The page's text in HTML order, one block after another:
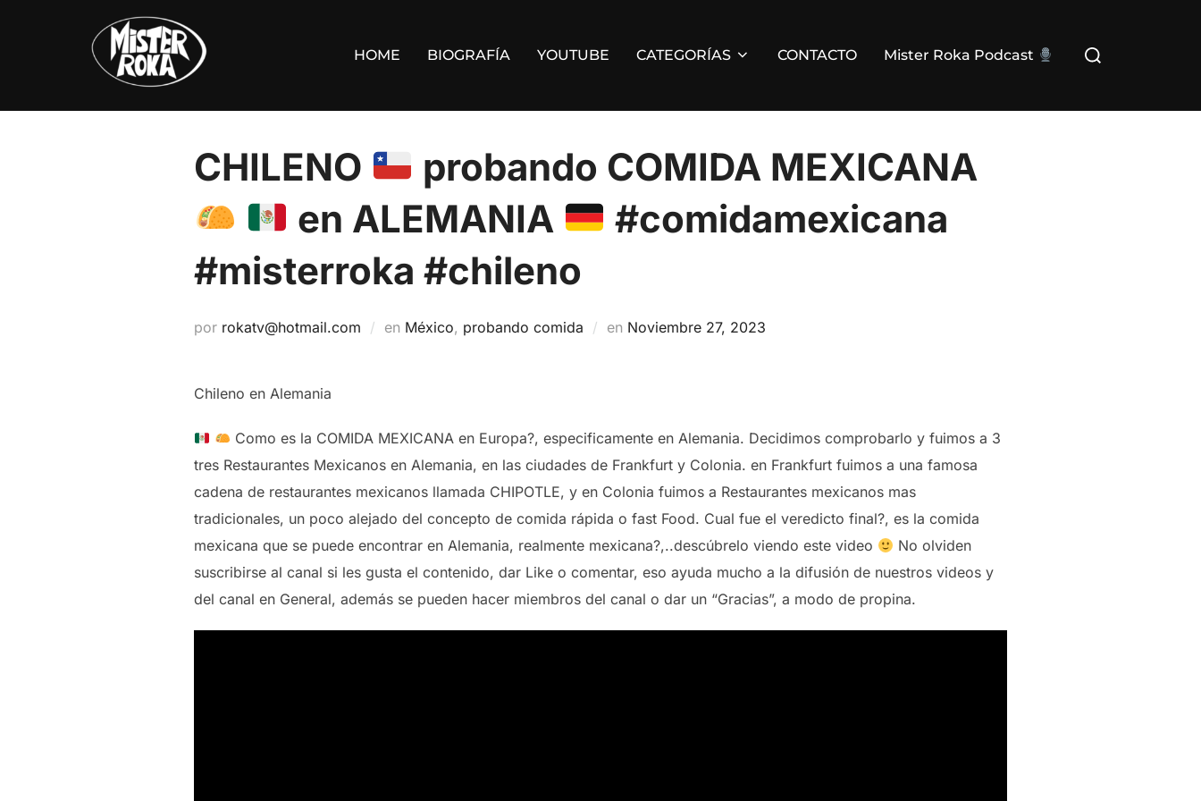
HOME BIOGRAFÍA YOUTUBE CATEGORÍAS CONTACTO Mister Roka Podcast
Buscar:
CHILENO
probando COMIDA MEXICANA
en ALEMANIA
#comidamexicana
#misterroka #chileno
por rokatv@hotmail.com en México, probando comida en Publicado
Noviembre 27, 2023
Chileno en Alemania
Como es la COMIDA MEXICANA en Europa?, especificamente en Alemania. Decidimos comprobarlo y fuimos a 3
tres Restaurantes Mexicanos en Alemania, en las ciudades de Frankfurt y Colonia. en Frankfurt fuimos a una famosa
cadena de restaurantes mexicanos llamada CHIPOTLE, y en Colonia fuimos a Restaurantes mexicanos mas
tradicionales, un poco alejado del concepto de comida rápida o fast Food. Cual fue el veredicto final?, es la comida
mexicana que se puede encontrar en Alemania, realmente mexicana?,..descúbrelo viendo este video
No olviden
suscribirse al canal si les gusta el contenido, dar Like o comentar, eso ayuda mucho a la difusión de nuestros videos y
del canal en General, además se pueden hacer miembros del canal o dar un “Gracias”, a modo de propina.